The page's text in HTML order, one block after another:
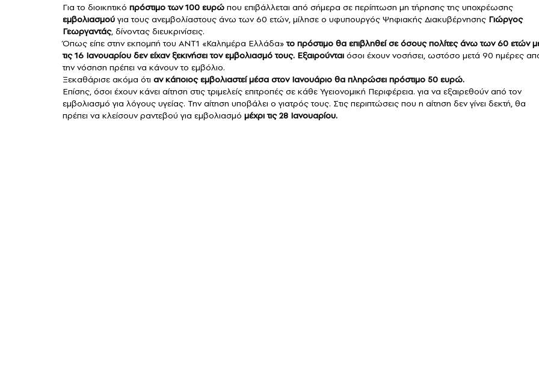
Για το διοικητικό πρόστιμο των 100 ευρώ που επιβάλλεται από σήμερα σε περίπτωση μη τήρησης της υποχρέωσης
εμβολιασμού για τους ανεμβολίαστους άνω των 60 ετών, μίλησε ο υφυπουργός Ψηφιακής Διακυβέρνησης Γιώργος
Γεωργαντάς, δίνοντας διευκρινίσεις.
Όπως είπε στην εκπομπή του ΑΝΤ1 «Καλημέρα Ελλάδα»το πρόστιμο θα επιβληθεί σε όσους πολίτες άνω των 60 ετών
τις 16 Ιανουαρίου δεν είχαν ξεκινήσει τον εμβολιασμό τους. Εξαιρούνται όσοι έχουν νοσήσει, ωστόσο μετά 90 ημέρες
την νόσηση πρέπει να κάνουν το εμβόλιο.
Ξεκαθάρισε ακόμα ότι αν κάποιος εμβολιαστεί μέσα στον Ιανουάριο θα πληρώσει πρόστιμο 50 ευρώ.
Επίσης, όσοι έχουν κάνει αίτηση στις τριμελείς επιτροπές σε κάθε Υγειονομική Περιφέρεια. για να εξαιρεθούν από τον
εμβολιασμό για λόγους υγείας. Την αίτηση υποβάλει ο γιατρός τους. Στις περιπτώσεις που η αίτηση δεν γίνει δεκτή, θα
πρέπει να κλείσουν ραντεβού για εμβολιασμό μέχρι τις 28 Ιανουαρίου.